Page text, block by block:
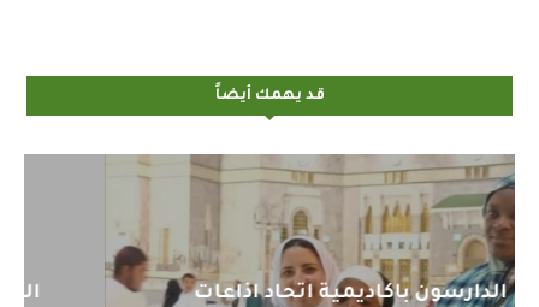
قد يهمك أيضاً
اليوم : المشاركة بالاجتماع التحضيري